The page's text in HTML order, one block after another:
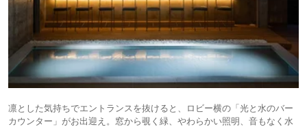
凛とした気持ちでエントランスを抜けると、ロビー横の「光と水のバー
カウンター」がお出迎え。窓から覗く緑、やわらかい照明、音もなく水